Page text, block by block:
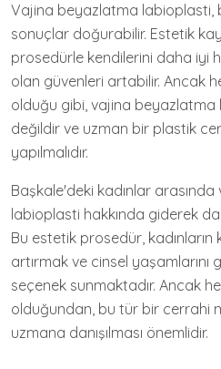
Vajina beyazlatma labioplasti,
sonuçlar doğurabilir. Estetik
prosedürle kendilerini daha iyi
olan güvenleri artabilir. Ancak
olduğu gibi, vajina beyazlatma
değildir ve uzman bir plastik
yapılmalıdır.
Başkale'deki kadınlar
labioplasti hakkında giderek
Bu estetik prosedür,
artırmak ve cinsel
seçenek sunmaktadır. Ancak
olduğundan, bu tür bir cerrahi
uzmana danışılması önemlidir.